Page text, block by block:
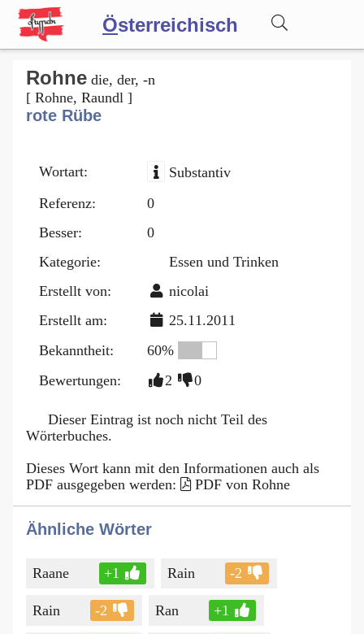
Österreichisch
Wörterbuch
Forum
Blog
Rohne die, der, -n
[ Rohne, Raundl ]
rote Rübe
Wortart:
Substantiv
Referenz:
0
Besser:
0
Kategorie:
Essen und Trinken
Erstellt von:
nicolai
Erstellt am:
25.11.2011
Bekanntheit:
60%
Bewertungen:
2 0
Dieser Eintrag ist noch nicht Teil des
Wörterbuches.
Dieses Wort kann mit den Informationen auch als
PDF ausgegeben werden:
PDF von Rohne
Ähnliche Wörter
Raane +1 Rain -2
Rain -2 Ran +1